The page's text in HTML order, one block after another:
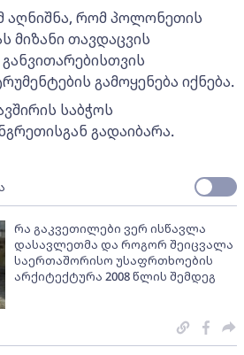
აღნიშნა, რომ პოლონეთის
მიზანი თავდაცვის
გამოყენება იქნება.
საბჭოს
გადაიბარა.
რა გაკვეთილები ვერ ისწავლა
დასავლეთმა და როგორ შეიცვალა
საერთაშორისო უსაფრთხოების
არქიტექტურა 2008 წლის შემდეგ